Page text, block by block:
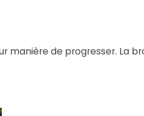
manière de progresser. La